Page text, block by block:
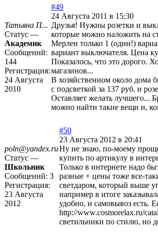
Татьяна П...
Статус —
Академик
Сообщений:
144
Регистрация:
24 Августа
2010
#49
24 Августа 2011 в 15:30
Друзья! Нужны розетки и
которые можно наложить на
Мерлен только 1 (один!)
вариант выключателя. Цена
Показалось, что это дорого.
магазинов...
В хозяйственном около дома
с подсветкой за 137 руб. и
Оставляет желать лучшего...
можно найти такие вещи и,
poln@yandex.ru
Статус —
Школьник
Сообщений: 3
Регистрация:
23 Августа
2012
#50
23 Августа 2012 в 20:41
Ну не знаю, по-моему
купить по артикулу в
Только в интернете надо
разные + цены тоже все-
светдаром, который выше
например в итоге
удобно, и самовывоз есть.
http://www.cosmorelax.ru/
светильники по стилю, но